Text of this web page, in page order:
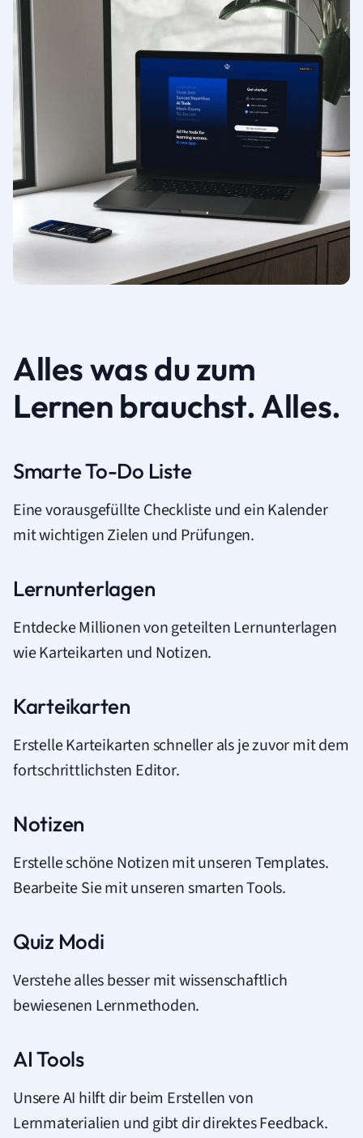
Alles was du zum
Lernen brauchst. Alles.
Smarte To-Do Liste
Eine vorausgefüllte Checkliste und ein Kalender
mit wichtigen Zielen und Prüfungen.
Lernunterlagen
Entdecke Millionen von geteilten Lernunterlagen
wie Karteikarten und Notizen.
Karteikarten
Erstelle Karteikarten schneller als je zuvor mit dem
fortschrittlichsten Editor.
Notizen
Erstelle schöne Notizen mit unseren Templates.
Bearbeite Sie mit unseren smarten Tools.
Quiz Modi
Verstehe alles besser mit wissenschaftlich
bewiesenen Lernmethoden.
AI Tools
Unsere AI hilft dir beim Erstellen von
Lernmaterialien und gibt dir direktes Feedback.